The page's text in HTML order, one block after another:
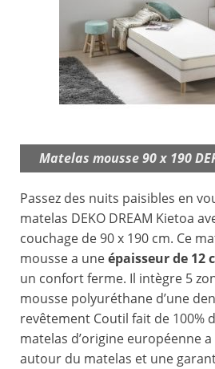
Matelas mousse 90 x 190
Passez des nuits paisibles en
matelas DEKO DREAM Kietoa
couchage de 90 x 190 cm. Ce
mousse a uneépaisseur de 12
un confort ferme. Il intègre 5
mousse polyuréthane d’une
revêtement Coutil fait de 100%
matelas d’origine européenne
autour du matelas et une